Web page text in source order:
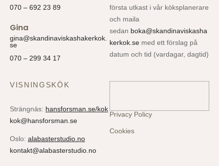
070 – 692 23 89
Gina
gina@skandinaviskashakerkok.
se
070 – 299 34 17
första utkast i vår köksplanerare
och maila
sedan boka@skandinaviskasha
kerkok.se med ett förslag på
datum och tid (vardagar, dagtid)
VISNINGSKÖK
Strängnäs: hansforsman.se/kok
kok@hansforsman.se
Oslo: alabasterstudio.no
kontakt@alabasterstudio.no
Privacy Policy
Cookies